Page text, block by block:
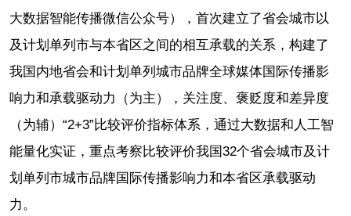
大数据智能传播微信公众号），首次建立了省会城市以
及计划单列市与本省区之间的相互承载的关系，构建了
我国内地省会和计划单列城市品牌全球媒体国际传播影
响力和承载驱动力（为主），关注度、褒贬度和差异度
（为辅）“2+3”比较评价指标体系，通过大数据和人工智
能量化实证，重点考察比较评价我国32个省会城市及计
划单列市城市品牌国际传播影响力和本省区承载驱动
力。